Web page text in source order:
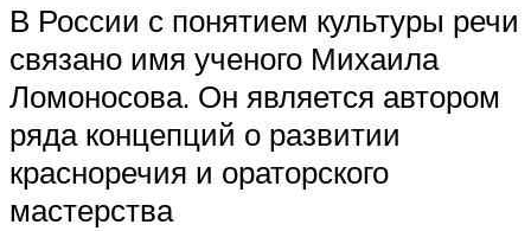
В России с понятием культуры речи
связано имя ученого Михаила
Ломоносова. Он является автором
ряда концепций о развитии
красноречия и ораторского
мастерства